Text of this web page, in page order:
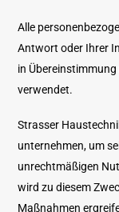
Alle
Antwort oder Ihrer
in
verwendet.
Strasser
unternehmen, um
unrechtmäßigen
wird zu diesem
Maßnahmen